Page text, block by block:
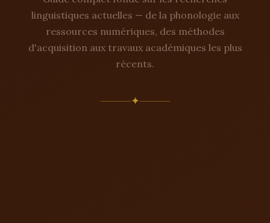
linguistiques actuelles — de la phonologie aux
ressources numériques, des méthodes
d'acquisition aux travaux académiques les plus
récents.
✦